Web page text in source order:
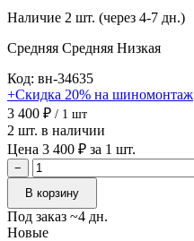
Наличие 2 шт. (через 4-7 дн.)
Средняя Средняя Низкая
Код: вн-34635
+Скидка 20% на шиномонтаж
3 400 ₽ / 1 шт
2 шт. в наличии
Цена 3 400 ₽ за 1 шт.
−
В корзину
Под заказ ~4 дн.
Новые